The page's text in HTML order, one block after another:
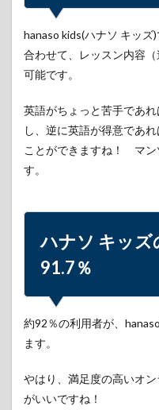
ズの
魅力
⑦：
今な
ら無
料体
ッス
受講
可能
ッズ)
の口コ
ミや評
判
終わ
参考
10.1
hanaso kids(ハナソ キッ
合わせて、レッスン内容
可能です。
英語がちょっと苦手であ
し、逆に英語が得意であ
ことができますね！ マン
す。
ハナソ キッ
91.7％
約92％の利用者が、
ます。
やはり、満足度の高いオ
がいいですね！